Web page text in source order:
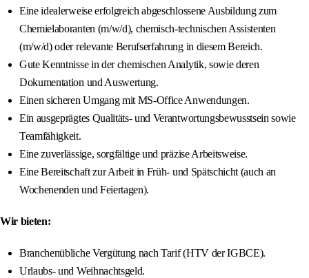
Eine idealerweise erfolgreich abgeschlossene Ausbildung zum
Chemielaboranten (m/w/d), chemisch-technischen Assistenten
(m/w/d) oder relevante Berufserfahrung in diesem Bereich.
Gute Kenntnisse in der chemischen Analytik, sowie deren
Dokumentation und Auswertung.
Einen sicheren Umgang mit MS-Office Anwendungen.
Ein ausgeprägtes Qualitäts- und Verantwortungsbewusstsein sowie
Teamfähigkeit.
Eine zuverlässige, sorgfältige und präzise Arbeitsweise.
Eine Bereitschaft zur Arbeit in Früh- und Spätschicht (auch an
Wochenenden und Feiertagen).
Wir bieten:
Branchenübliche Vergütung nach Tarif (HTV der IGBCE).
Urlaubs- und Weihnachtsgeld.